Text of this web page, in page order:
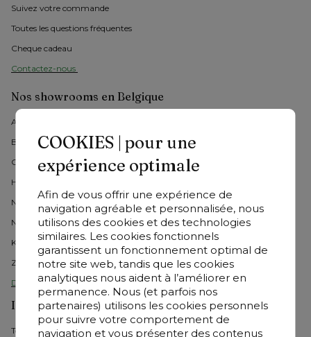
COOKIES | pour une
expérience optimale
Afin de vous offrir une expérience de
navigation agréable et personnalisée, nous
utilisons des cookies et des technologies
similaires. Les cookies fonctionnels
garantissent un fonctionnement optimal de
notre site web, tandis que les cookies
analytiques nous aident à l’améliorer en
permanence. Nous (et parfois nos
partenaires) utilisons les cookies personnels
pour suivre votre comportement de
navigation et vous présenter des contenus
Suivez votre commande
Toutes les questions fréquentes
Cheque cadeau
Contactez-nous
Nos showrooms en Belgique
Arlon
Braine l'Alleud
Charleroi
Herstal
Namur
Ninove
Knokke
Zaventem
Découvrez tous les showrooms
Inspiration
Tendances de jardin